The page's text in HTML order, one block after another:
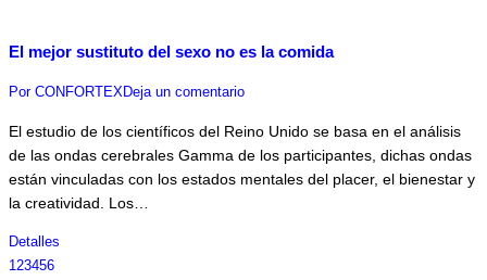
El mejor sustituto del sexo no es la comida
Por CONFORTEXDeja un comentario
El estudio de los científicos del Reino Unido se basa en el análisis
de las ondas cerebrales Gamma de los participantes, dichas ondas
están vinculadas con los estados mentales del placer, el bienestar y
la creatividad. Los…
Detalles
123456